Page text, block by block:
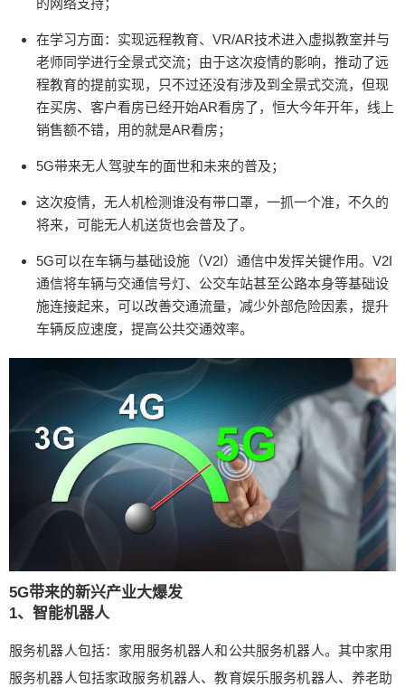
的网络支持；
在学习方面：实现远程教育、VR/AR技术进入虚拟教室并与
老师同学进行全景式交流；由于这次疫情的影响，推动了远
程教育的提前实现，只不过还没有涉及到全景式交流，但现
在买房、客户看房已经开始AR看房了，恒大今年开年，线上
销售额不错，用的就是AR看房；
5G带来无人驾驶车的面世和未来的普及；
这次疫情，无人机检测谁没有带口罩，一抓一个准，不久的
将来，可能无人机送货也会普及了。
5G可以在车辆与基础设施（V2I）通信中发挥关键作用。V2I
通信将车辆与交通信号灯、公交车站甚至公路本身等基础设
施连接起来，可以改善交通流量，减少外部危险因素，提升
车辆反应速度，提高公共交通效率。
5G带来的新兴产业大爆发
1、智能机器人
服务机器人包括：家用服务机器人和公共服务机器人。其中家用
服务机器人包括家政服务机器人、教育娱乐服务机器人、养老助
房 允许远程和多交互方式操控厨房电器，通过收
集、分析厨房场景中的数据，进行只能菜谱推荐，
实现食材的一键下单。 ②智能影音娱乐 以家庭影院
为背景和背景音乐系统为中心，通过智能电视、音
箱等产品实现远场语音交互，同时根据喜好智能推
荐节目。 ③智能卫浴 智能马桶、智能浴缸和智能淋
环保的目标。 智能家居作为人们生活中不可或缺的
一部分，其自身的智能化发展是必然的趋势。未来5
具系统中。将所有加点产品的控制、数据分析等集
中到一个只能终端上，在总段上通过紧紧贴合消费
者的细节需求、情感需求、关爱需求等，为用户提
供个性化服务。通过任何产品之间、产品和产品之
间的交互，构建一体化的智慧家庭。 说了这么多5G
对新兴行业的影响，对于我来说，我第一件做的事
情就是：换个5G手机，然后升级手机卡的套餐~
（来源： 吖吖wendy ） 0 收藏